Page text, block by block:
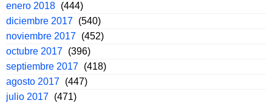
enero 2018 (444)
diciembre 2017 (540)
noviembre 2017 (452)
octubre 2017 (396)
septiembre 2017 (418)
agosto 2017 (447)
julio 2017 (471)